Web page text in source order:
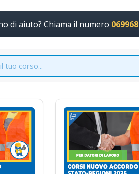
di aiuto? Chiama il numero